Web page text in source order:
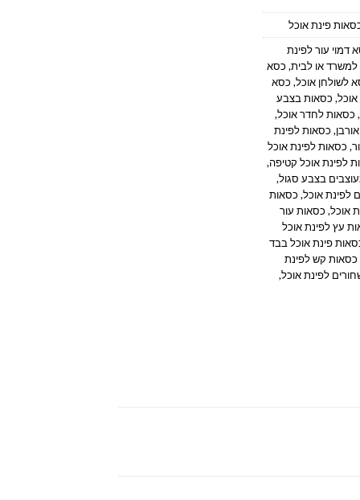
פינת אוכל
דמוי עור לפינת
או לבית, כסא
לשולחן אוכל, כסא
, כסאות בצבע
, כסאות לחדר אוכל,
, כסאות לפינת
, כסאות לפינת אוכל
לפינת אוכל קטיפה,
בצבע סגול,
לפינת אוכל, כסאות
אוכל, כסאות עור
עץ לפינת אוכל
פינת אוכל בבד
כסאות קש לפינת
לפינת אוכל,